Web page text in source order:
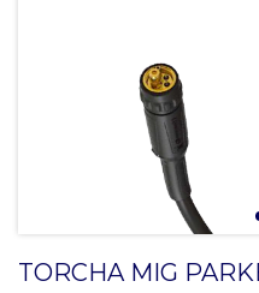
TORCHA MIG